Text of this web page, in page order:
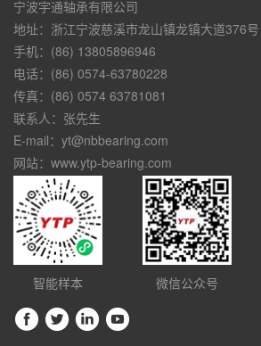
宁波宇通轴承有限公司
地址：浙江宁波慈溪市龙山镇龙镇大道376号
手机：(86) 13805896946
电话：(86) 0574-63780228
传真：(86) 0574 63781081
联系人：张先生
E-mail：yt@nbbearing.com
网站：www.ytp-bearing.com
智能样本 微信公众号